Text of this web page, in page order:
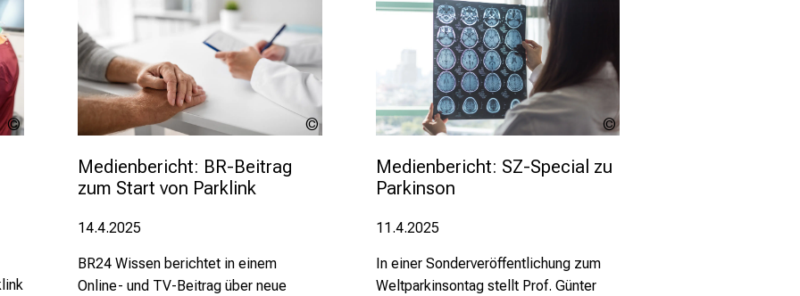
Medienbericht: BR-Beitrag
zum Start von Parklink
14.4.2025
BR24 Wissen berichtet in einem
Online- und TV-Beitrag über neue
Medienbericht: SZ-Special zu
Parkinson
11.4.2025
In einer Sonderveröffentlichung zum
Weltparkinsontag stellt Prof. Günter